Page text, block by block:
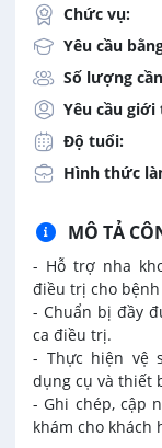
Chức vụ:
Yêu cầu
Số lượng
Yêu cầu giới
Độ tuổi:
Hình thức
MÔ TẢ
- Hỗ trợ nha
điều trị cho
- Chuẩn bị đầy
ca điều trị.
- Thực hiện vệ
dụng cụ và thiết
- Ghi chép, cập
khám cho khách